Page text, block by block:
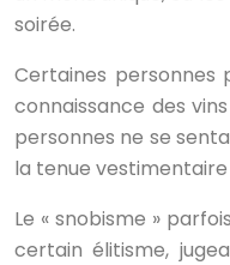
soirée.
Certaines personnes
connaissance des
personnes ne se
la tenue
Le « snobisme »
certain élitisme,